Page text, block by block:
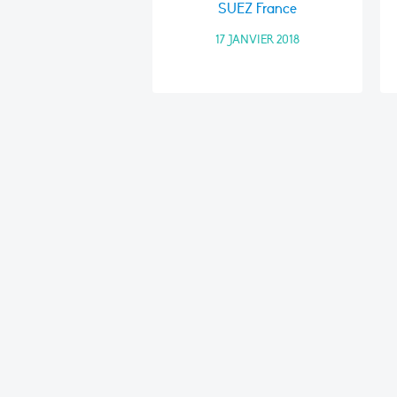
SUEZ France
17 JANVIER 2018